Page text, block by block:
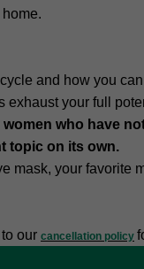
and how you
exhaust your full
women who have
topic on its own.
mask, your favorite
our cancellation policy